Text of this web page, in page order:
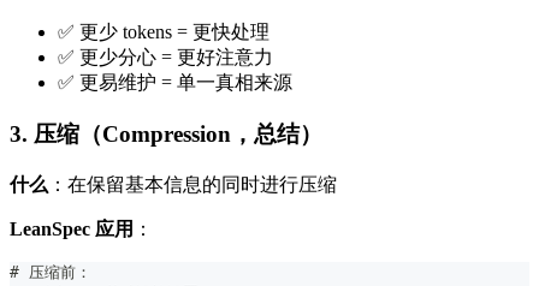
✅ 更少 tokens = 更快处理
✅ 更少分心 = 更好注意力
✅ 更易维护 = 单一真相来源
3. 压缩（Compression，总结）
什么 ：在保留基本信息的同时进行压缩
LeanSpec 应用 ：
# 压缩前：